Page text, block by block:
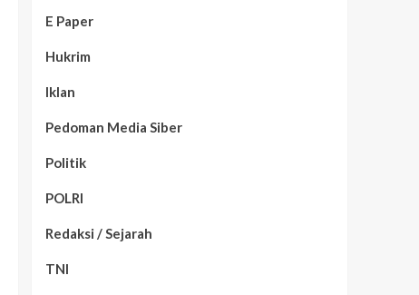
E Paper
Hukrim
Iklan
Pedoman Media Siber
Politik
POLRI
Redaksi / Sejarah
TNI